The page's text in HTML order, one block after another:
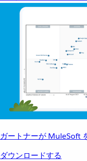
ガートナーが MuleSoft
ダウンロードする